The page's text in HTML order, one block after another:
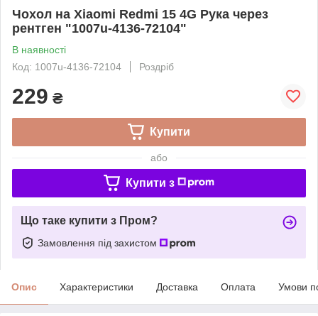
Чохол на Xiaomi Redmi 15 4G Рука через
рентген "1007u-4136-72104"
В наявності
Код: 1007u-4136-72104
Роздріб
229 ₴
Купити
або
Купити з
Що таке купити з Пром?
Замовлення під захистом
Опис Характеристики Доставка Оплата Умови